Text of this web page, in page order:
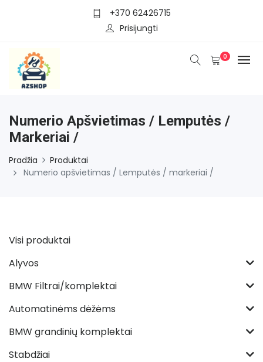
+370 62426715
Prisijungti
0
Numerio Apšvietimas / Lemputės /
Markeriai /
Pradžia
Produktai
Numerio apšvietimas / Lemputės / markeriai /
Visi produktai
Alyvos
BMW Filtrai/komplektai
Automatinėms dėžėms
BMW grandinių komplektai
Stabdžiai